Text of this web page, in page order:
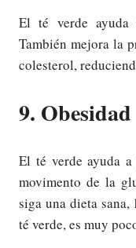
El té verde
También mejora la
colesterol,
9. Obesidad
El té verde ayuda
movimento de la
siga una dieta
té verde, es muy